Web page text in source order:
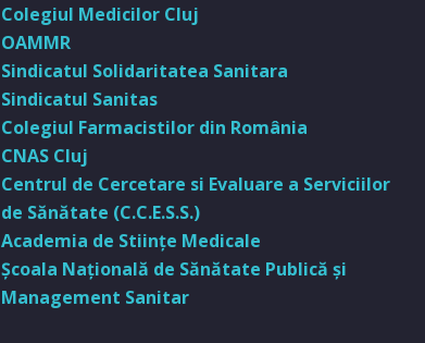
Colegiul Medicilor Cluj
OAMMR
Sindicatul Solidaritatea Sanitara
Sindicatul Sanitas
Colegiul Farmacistilor din România
CNAS Cluj
Centrul de Cercetare si Evaluare a Serviciilor
de Sănătate (C.C.E.S.S.)
Academia de Stiinţe Medicale
Şcoala Naţională de Sănătate Publică şi
Management Sanitar